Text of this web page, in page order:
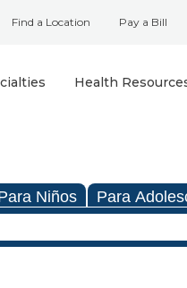
Find a Location Pay a Bill
Health
Niños Para